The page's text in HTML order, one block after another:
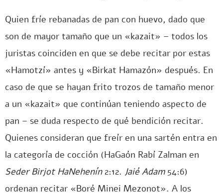
Quien fríe rebanadas de pan con huevo, dado que
son de mayor tamaño que un «kazait» – todos los
juristas coinciden en que se debe recitar por estas
«Hamotzí» antes y «Birkat Hamazón» después. En
caso de que se hayan frito trozos de tamaño menor
a un «kazait» que continúan teniendo aspecto de
pan – se duda respecto de qué bendición recitar.
Quienes consideran que freír en una sartén entra en
la categoría de cocción (HaGaón Rabí Zalman en
Seder Birjot HaNehenín2:12. Jaié Adam54:6)
ordenan recitar «Boré Minei Mezonot». A los